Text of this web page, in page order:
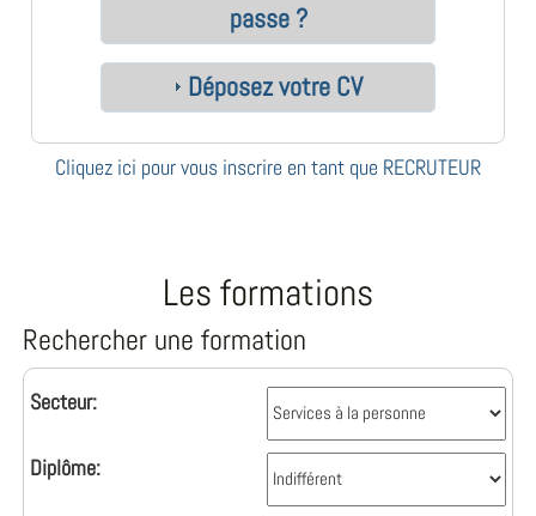
passe ?
Déposez votre CV
Cliquez ici pour vous inscrire en tant que RECRUTEUR
Les formations
Rechercher une formation
Secteur:
Diplôme: